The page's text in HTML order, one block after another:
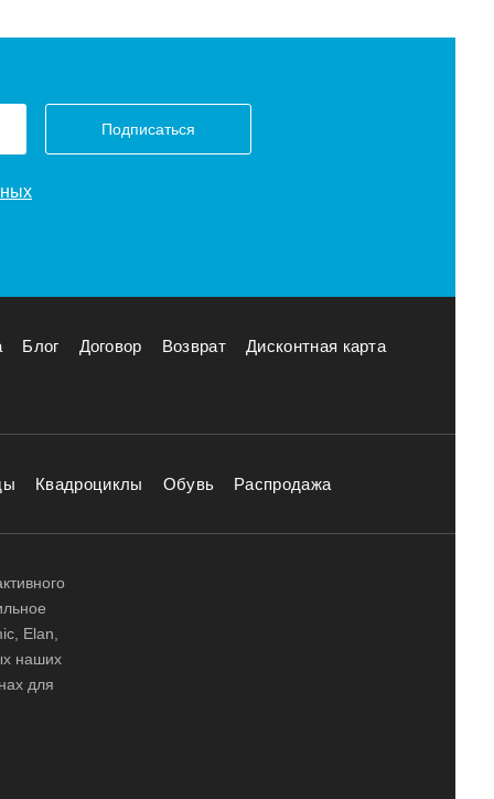
Подписаться
Блог Договор Возврат Дисконтная карта
Квадроциклы Обувь Распродажа
Elan,
наших
для